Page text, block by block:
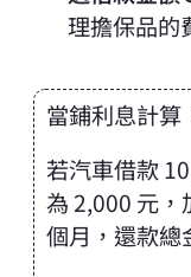
理擔保品的
當鋪利息計算
若汽車借款
為 2,000 元，
個月，還款總